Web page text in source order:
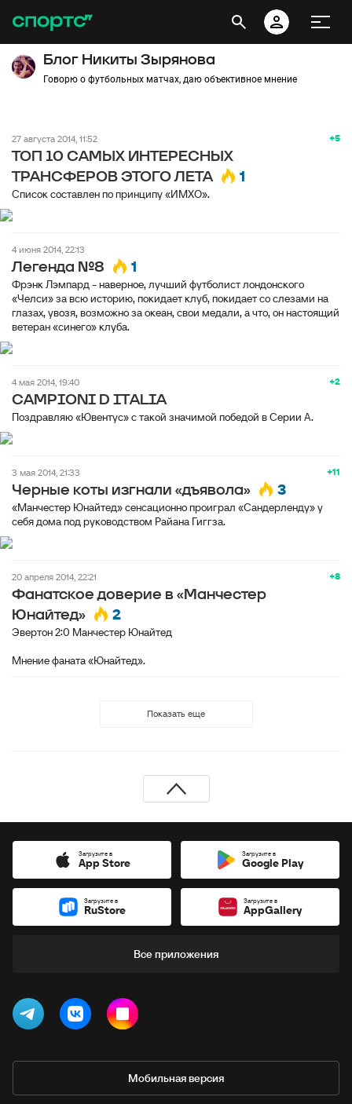
Блог Никиты Зырянова
Говорю о футбольных матчах, даю объективное мнение
+5
27 августа 2014, 11:52
ТОП 10 САМЫХ ИНТЕРЕСНЫХ
ТРАНСФЕРОВ ЭТОГО ЛЕТА
1
Список составлен по принципу «ИМХО».
4 июня 2014, 22:13
Легенда №8 1
Фрэнк Лэмпард - наверное, лучший футболист лондонского
«Челси» за всю историю, покидает клуб, покидает со слезами на
глазах, увозя, возможно за океан, свои медали, а что, он настоящий
ветеран «синего» клуба.
+2
4 мая 2014, 19:40
CAMPIONI D ITALIA
Поздравляю «Ювентус» с такой значимой победой в Серии А.
+11
3 мая 2014, 21:33
Черные коты изгнали «дъявола» 3
«Манчестер Юнайтед» сенсационно проиграл «Сандерленду» у
себя дома под руководством Райана Гиггза.
+8
20 апреля 2014, 22:21
Фанатское доверие в «Манчестер
Юнайтед»
2
Эвертон 2:0 Манчестер Юнайтед
Мнение фаната «Юнайтед».
Показать еще
Загрузите в
App Store
Загрузите в
Google Play
Загрузите в
RuStore
Загрузите в
AppGallery
Все приложения
Мобильная версия